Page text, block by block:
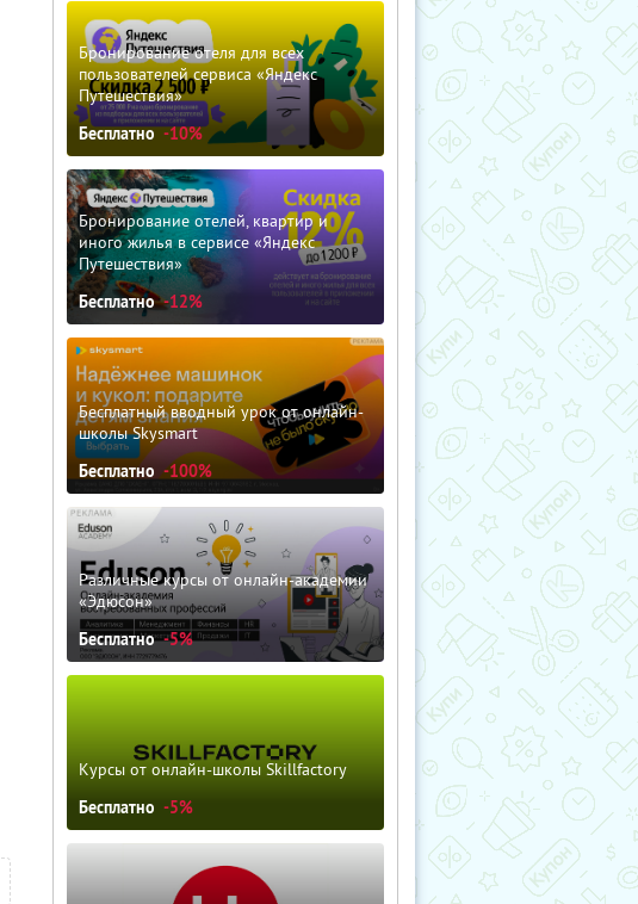
Бронирование отеля для всех
пользователей сервиса «Яндекс
Путешествия»
Бесплатно -10%
Бронирование отелей, квартир и
иного жилья в сервисе «Яндекс
Путешествия»
Бесплатно -12%
Бесплатный вводный урок от онлайн-
школы Skysmart
Бесплатно -100%
Различные курсы от онлайн-академии
«Эдюсон»
Бесплатно -5%
Курсы от онлайн-школы Skillfactory
Бесплатно -5%